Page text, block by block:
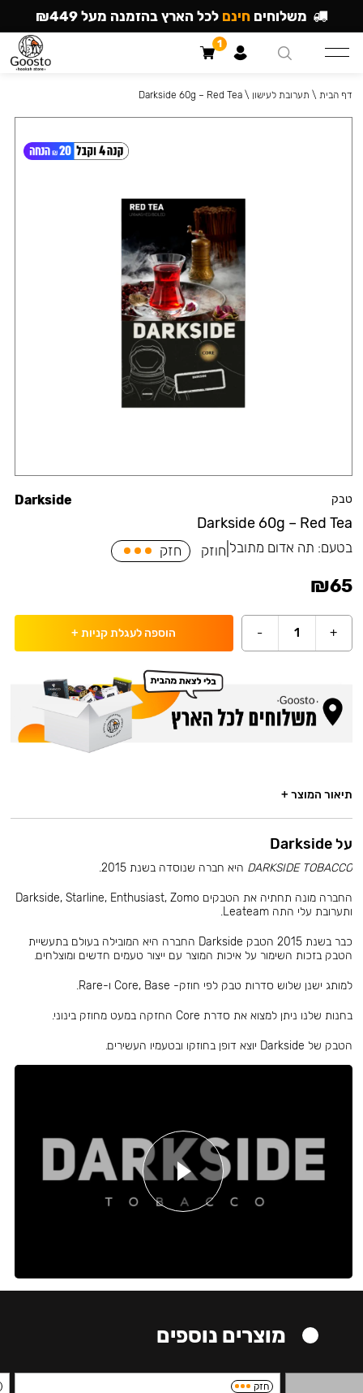
טבק
Darkside 60g – Red Tea
Darkside
בטעם: תה אדום מתובל חוזק חזק
₪65
+
1
- הוספה לעגלת קניות +
דף הבית \ תערובת לעישון \
Darkside 60g – Red Tea
תיאור המוצר +
על Darkside
DARKSIDE TOBACCO היא חברה שנוסדה בשנת 2015.
החברה מונה תחתיה את הטבקים Darkside, Starline, Enthusiast, Zomo
ותערובת עלי התה Leateam.
כבר בשנת 2015 הטבק Darkside החברה היא המובילה בעולם בתעשיית
הטבק בזכות השימור על איכות המוצר עם ייצור טעמים חדשים ומוצלחים.
למותג ישנן שלוש סדרות טבק לפי חוזק- Core, Base ו-Rare.
בחנות שלנו ניתן למצוא את סדרת Core החזקה במעט מחוזק בינוני.
הטבק של Darkside יוצא דופן בחוזקו ובטעמיו העשירים.
מוצרים נוספים
חזק
משלוחים חינם לכל הארץ בהזמנה מעל ₪449
1